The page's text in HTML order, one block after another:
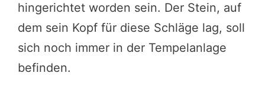
hingerichtet worden sein. Der Stein, auf
dem sein Kopf für diese Schläge lag, soll
sich noch immer in der Tempelanlage
befinden.